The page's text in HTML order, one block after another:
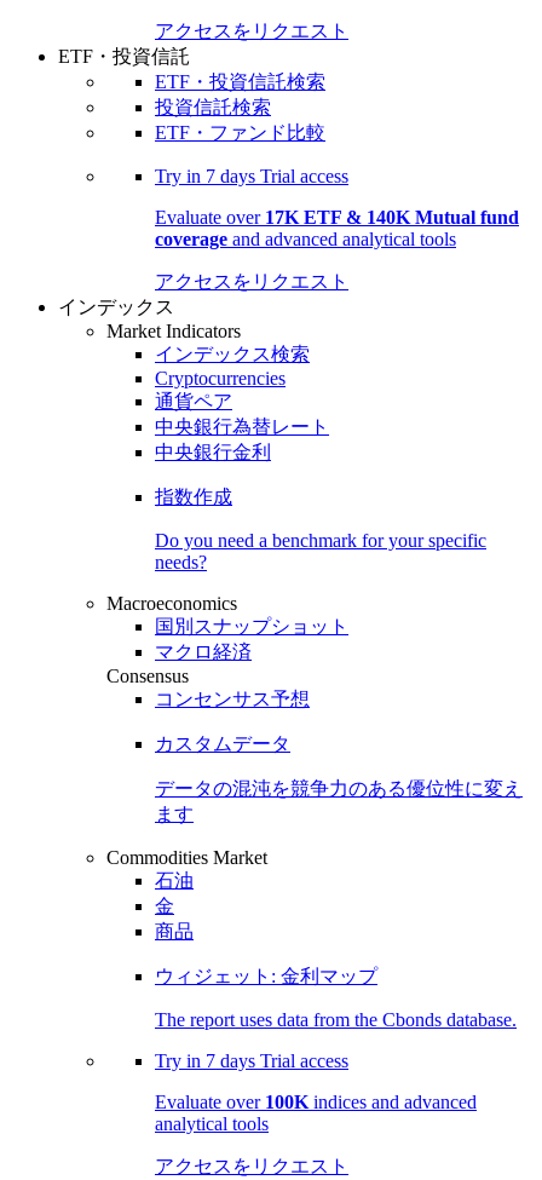
アクセスをリクエスト
ETF・投資信託
ETF・投資信託検索
投資信託検索
ETF・ファンド比較
Try in 7 days Trial access
Evaluate over 17K ETF & 140K Mutual fund
coverage and advanced analytical tools
アクセスをリクエスト
インデックス
Market Indicators
インデックス検索
Cryptocurrencies
通貨ペア
中央銀行為替レート
中央銀行金利
指数作成
Do you need a benchmark for your specific
needs?
Macroeconomics
国別スナップショット
マクロ経済
Consensus
コンセンサス予想
カスタムデータ
データの混沌を競争力のある優位性に変え
ます
Commodities Market
石油
金
商品
ウィジェット: 金利マップ
The report uses data from the Cbonds database.
Try in 7 days Trial access
Evaluate over 100K indices and advanced
analytical tools
アクセスをリクエスト